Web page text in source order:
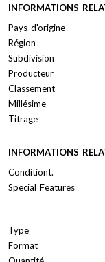
INFORMATIONS
Pays d'origine
Région
Subdivision
Producteur
Classement
Millésime
Titrage
INFORMATIONS
Conditiont.
Special Features
Type
Format